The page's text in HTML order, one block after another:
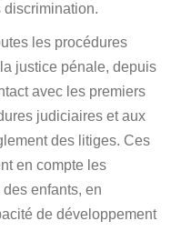
discrimination.
les procédures
justice pénale, depuis
avec les premiers
judiciaires et aux
des litiges. Ces
en compte les
enfants, en
de développement